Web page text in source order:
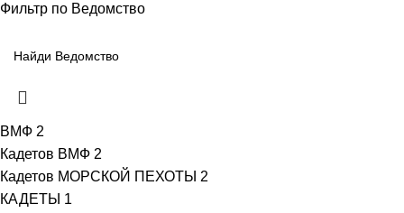
Фильтр по Ведомство
ВМФ 2
Кадетов ВМФ 2
Кадетов МОРСКОЙ ПЕХОТЫ 2
КАДЕТЫ 1